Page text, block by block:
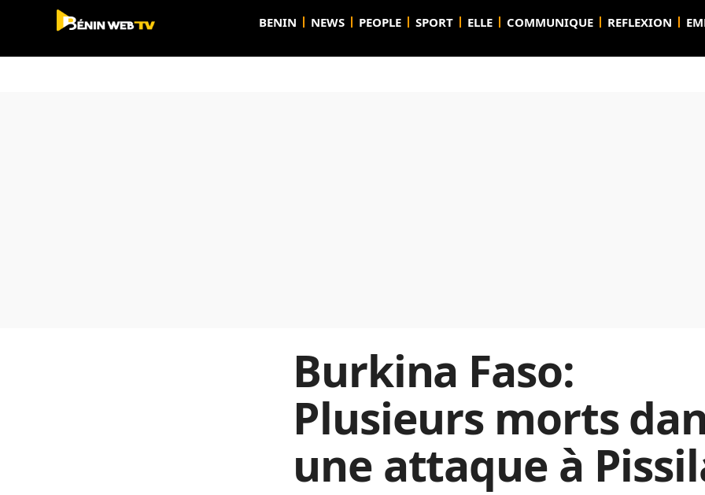
BENIN NEWS PEOPLE SPORT ELLE COMMUNIQUE REFLEXION
Burkina Faso:
Plusieurs morts
une attaque à